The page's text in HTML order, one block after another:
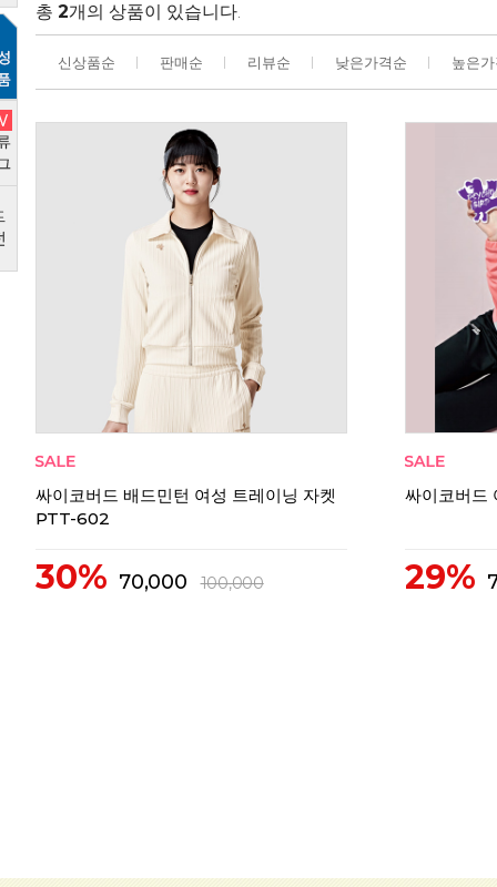
총 2개의 상품이 있습니다.
신상품순 판매순 리뷰순 낮은가격순 높은
싸이코버드 배드민턴 여성 트레이닝 자켓
PTT-602
30% 70,000 100,000
싸이코버드
29%